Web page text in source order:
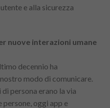
e alla sicurezza
nuove interazioni umane
decennio ha
modo di comunicare.
persona erano la via
oggi app e